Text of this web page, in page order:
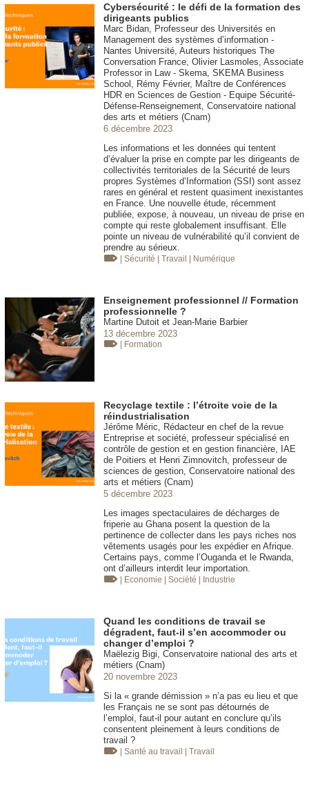
Cybersécurité : le défi de la formation des
dirigeants publics
Marc Bidan, Professeur des Universités en
Management des systèmes d’information -
Nantes Université, Auteurs historiques The
Conversation France, Olivier Lasmoles, Associate
Professor in Law - Skema, SKEMA Business
School, Rémy Février, Maître de Conférences
HDR en Sciences de Gestion - Equipe Sécurité-
Défense-Renseignement, Conservatoire national
des arts et métiers (Cnam)
6 décembre 2023
Les informations et les données qui tentent
d’évaluer la prise en compte par les dirigeants de
collectivités territoriales de la Sécurité de leurs
propres Systèmes d’Information (SSI) sont assez
rares en général et restent quasiment inexistantes
en France. Une nouvelle étude, récemment
publiée, expose, à nouveau, un niveau de prise en
compte qui reste globalement insuffisant. Elle
pointe un niveau de vulnérabilité qu’il convient de
prendre au sérieux.
| Sécurité | Travail | Numérique
Enseignement professionnel // Formation
professionnelle ?
Martine Dutoit et Jean-Marie Barbier
13 décembre 2023
| Formation
Recyclage textile : l’étroite voie de la
réindustrialisation
Jérôme Méric, Rédacteur en chef de la revue
Entreprise et société, professeur spécialisé en
contrôle de gestion et en gestion financière, IAE
de Poitiers et Henri Zimnovitch, professeur de
sciences de gestion, Conservatoire national des
arts et métiers (Cnam)
5 décembre 2023
Les images spectaculaires de décharges de
friperie au Ghana posent la question de la
pertinence de collecter dans les pays riches nos
vêtements usagés pour les expédier en Afrique.
Certains pays, comme l’Ouganda et le Rwanda,
ont d’ailleurs interdit leur importation.
| Economie | Société | Industrie
Quand les conditions de travail se
dégradent, faut-il s’en accommoder ou
changer d’emploi ?
Maëlezig Bigi, Conservatoire national des arts et
métiers (Cnam)
20 novembre 2023
Si la « grande démission » n’a pas eu lieu et que
les Français ne se sont pas détournés de
l’emploi, faut-il pour autant en conclure qu’ils
consentent pleinement à leurs conditions de
travail ?
| Santé au travail | Travail